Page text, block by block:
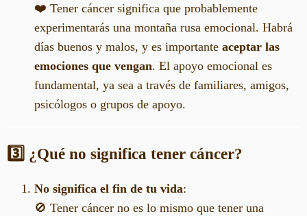
❤️ Tener cáncer significa que probablemente
experimentarás una montaña rusa emocional. Habrá
días buenos y malos, y es importante aceptar las
emociones que vengan. El apoyo emocional es
fundamental, ya sea a través de familiares, amigos,
psicólogos o grupos de apoyo.
3️⃣ ¿Qué no significa tener cáncer?
No significa el fin de tu vida:
🚫 Tener cáncer no es lo mismo que tener una